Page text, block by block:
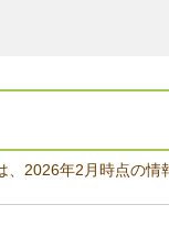
、2026年2月時点の情